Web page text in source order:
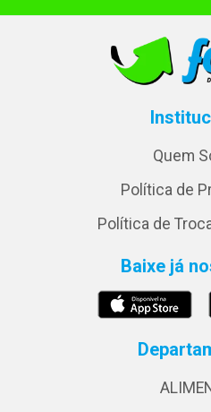
Quem
Política de
Política de
Baixe já